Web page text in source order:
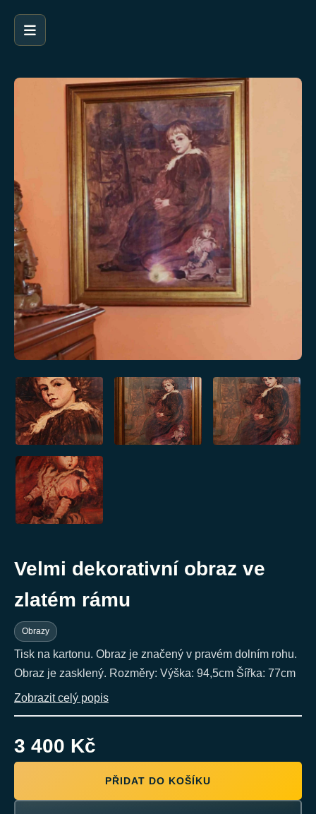
Velmi dekorativní obraz ve
zlatém rámu
Obrazy
Tisk na kartonu. Obraz je značený v pravém dolním rohu.
Obraz je zasklený. Rozměry: Výška: 94,5cm Šířka: 77cm
Zobrazit celý popis
3 400 Kč
PŘIDAT DO KOŠÍKU